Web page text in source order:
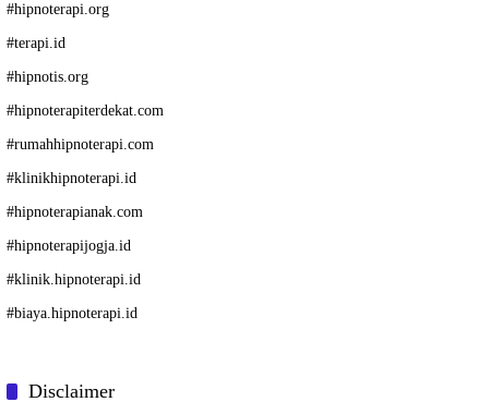
#hipnoterapi.org
#terapi.id
#hipnotis.org
#hipnoterapiterdekat.com
#rumahhipnoterapi.com
#klinikhipnoterapi.id
#hipnoterapianak.com
#hipnoterapijogja.id
#klinik.hipnoterapi.id
#biaya.hipnoterapi.id
Disclaimer